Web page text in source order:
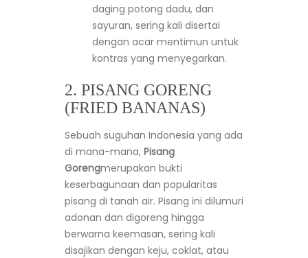
daging potong dadu, dan
sayuran, sering kali disertai
dengan acar mentimun untuk
kontras yang menyegarkan.
2. PISANG GORENG
(FRIED BANANAS)
Sebuah suguhan Indonesia yang ada
di mana-mana, Pisang
Gorengmerupakan bukti
keserbagunaan dan popularitas
pisang di tanah air. Pisang ini dilumuri
adonan dan digoreng hingga
berwarna keemasan, sering kali
disajikan dengan keju, coklat, atau